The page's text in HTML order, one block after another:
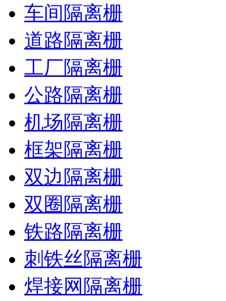
车间隔离栅
道路隔离栅
工厂隔离栅
公路隔离栅
机场隔离栅
框架隔离栅
双边隔离栅
双圈隔离栅
铁路隔离栅
刺铁丝隔离栅
焊接网隔离栅